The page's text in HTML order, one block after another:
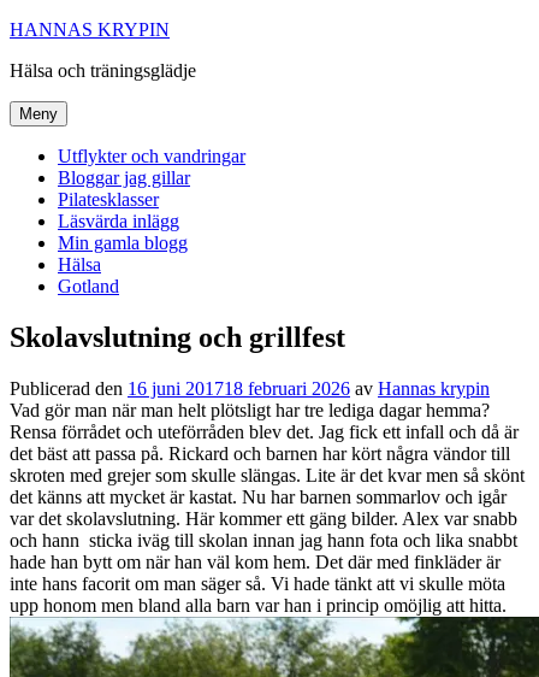
Hoppa
innehåll
HANNAS KRYPIN
Hälsa och träningsglädje
Meny
Utflykter och vandringar
Bloggar jag gillar
Pilatesklasser
Läsvärda inlägg
Min gamla blogg
Hälsa
Gotland
Skolavslutning och grillfest
Publicerad den 16 juni 201718 februari 2026 av Hannas krypin
Vad gör man när man helt plötsligt har tre lediga dagar hemma?
Rensa förrådet och uteförråden blev det. Jag fick ett infall och då är
det bäst att passa på. Rickard och barnen har kört några vändor till
skroten med grejer som skulle slängas. Lite är det kvar men så skönt
det känns att mycket är kastat. Nu har barnen sommarlov och igår
var det skolavslutning. Här kommer ett gäng bilder. Alex var snabb
och hann sticka iväg till skolan innan jag hann fota och lika snabbt
hade han bytt om när han väl kom hem. Det där med finkläder är
inte hans facorit om man säger så. Vi hade tänkt att vi skulle möta
upp honom men bland alla barn var han i princip omöjlig att hitta.